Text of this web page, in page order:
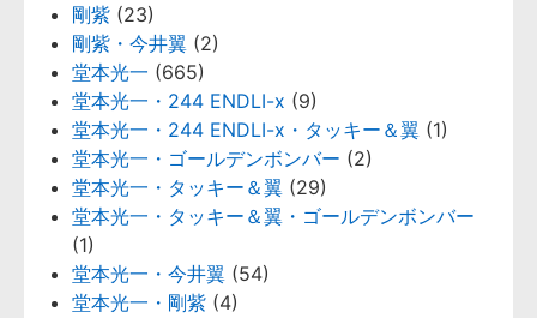
剛紫 (23)
剛紫・今井翼 (2)
堂本光一 (665)
堂本光一・244 ENDLI-x (9)
堂本光一・244 ENDLI-x・タッキー＆翼 (1)
堂本光一・ゴールデンボンバー (2)
堂本光一・タッキー＆翼 (29)
堂本光一・タッキー＆翼・ゴールデンボンバー
(1)
堂本光一・今井翼 (54)
堂本光一・剛紫 (4)